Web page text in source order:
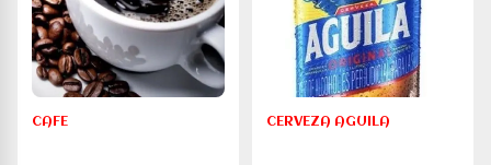
CAFE CERVEZA AGUILA